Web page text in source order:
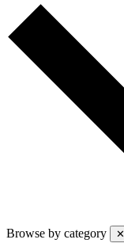
Browse by category ✕